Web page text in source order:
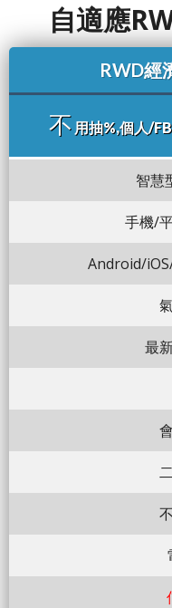
自適應
RWD經
不 用抽%,個人/
智慧
手機/
Android/
最